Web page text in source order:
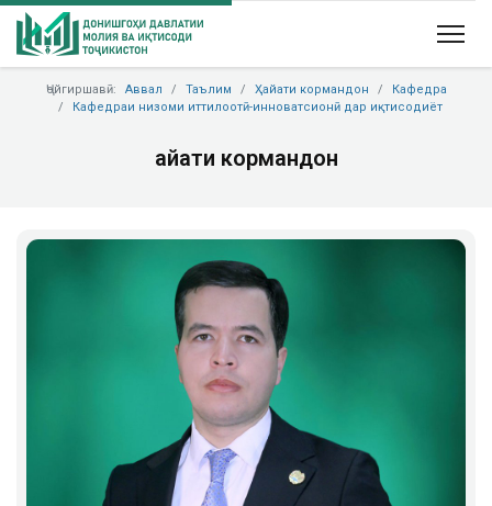
Ҷойгиршавӣ: Аввал Таълим Ҳайати кормандон
Кафедра
Кафедраи низоми иттилоотӣ-инноватсионӣ дар иқтисодиёт
Ҳайати кормандон